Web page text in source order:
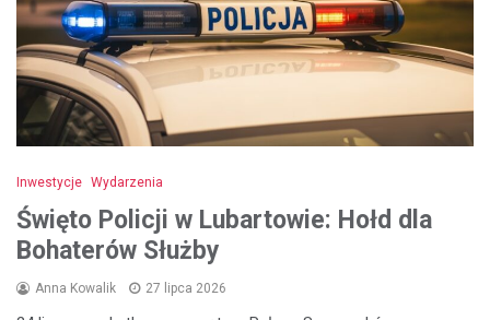
Inwestycje Wydarzenia
Święto Policji w Lubartowie: Hołd dla
Bohaterów Służby
Anna Kowalik 27 lipca 2026